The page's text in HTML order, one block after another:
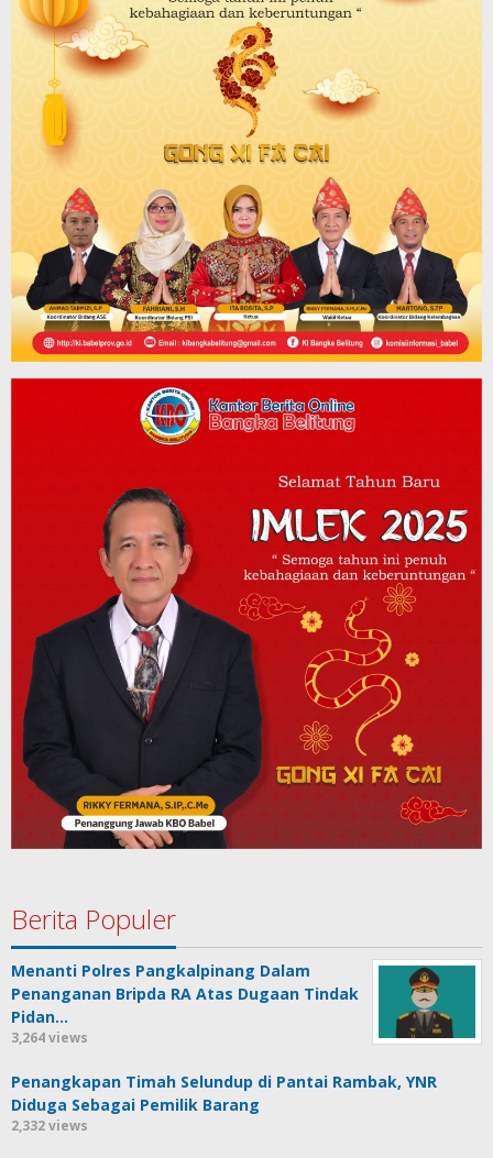
Berita Populer
Menanti Polres Pangkalpinang Dalam
Penanganan Bripda RA Atas Dugaan Tindak
Pidan…
3,264 views
Penangkapan Timah Selundup di Pantai Rambak, YNR
Diduga Sebagai Pemilik Barang
2,332 views